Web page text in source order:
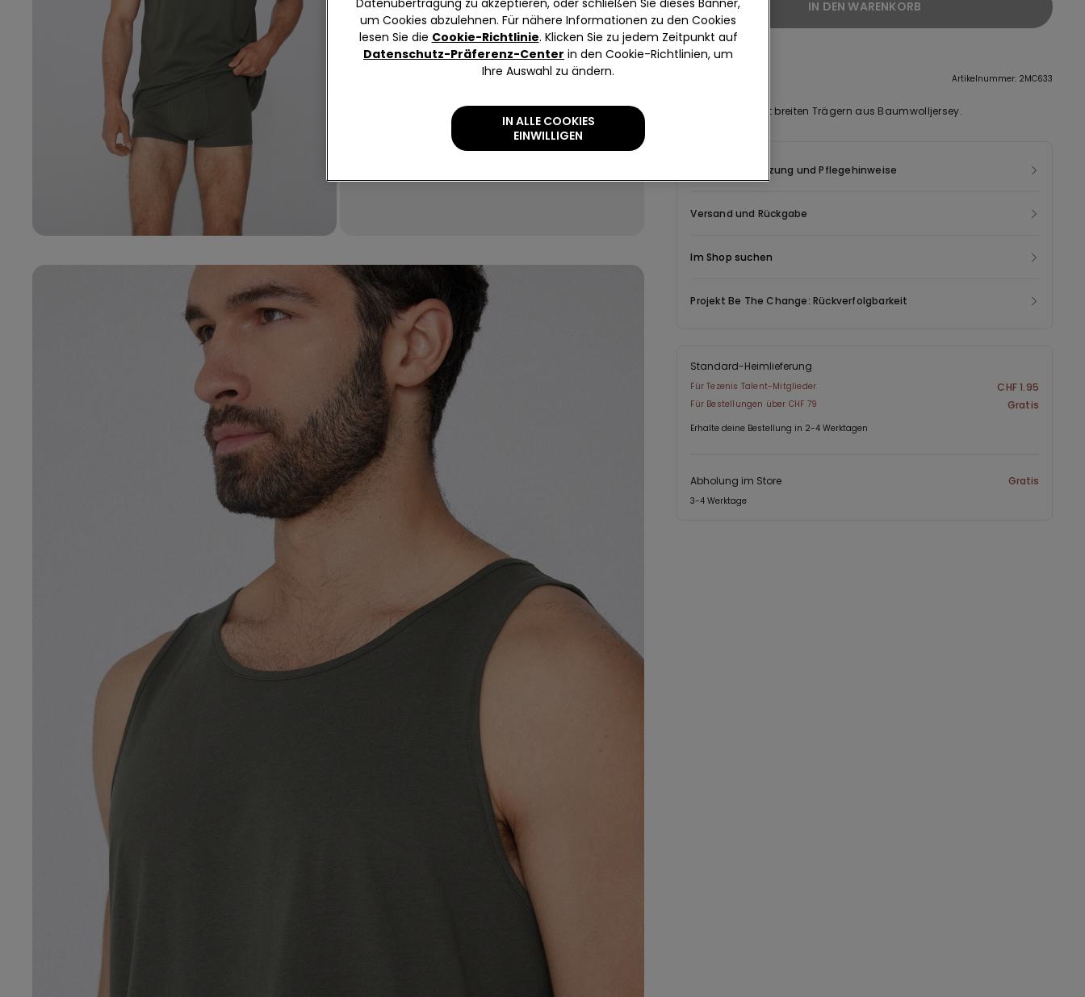
IN DEN WARENKORB
Artikelnummer: 2MC633
Rundhals-Top mit breiten Trägern aus Baumwolljersey.
Zusammensetzung und Pflegehinweise
Versand und Rückgabe
Im Shop suchen
Projekt Be The Change: Rückverfolgbarkeit
Standard-Heimlieferung
Für Tezenis Talent-Mitglieder CHF 1.95
Für Bestellungen über CHF 79 Gratis
Erhalte deine Bestellung in 2-4 Werktagen
Abholung im Store Gratis
3-4 Werktage
Datenübertragung zu akzeptieren, oder schließen Sie dieses Banner,
um Cookies abzulehnen. Für nähere Informationen zu den Cookies
lesen Sie die Cookie-Richtlinie. Klicken Sie zu jedem Zeitpunkt auf
Datenschutz-Präferenz-Center in den Cookie-Richtlinien, um
Ihre Auswahl zu ändern.
IN ALLE COOKIES
EINWILLIGEN